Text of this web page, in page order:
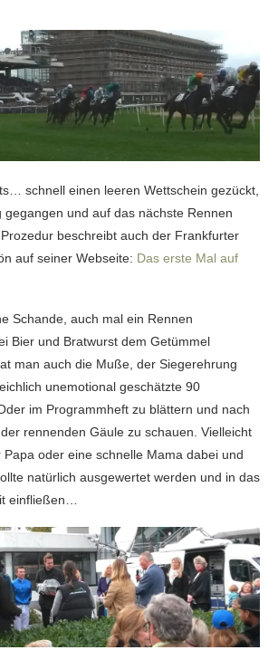
schnell einen leeren Wettschein gezückt,
gegangen und auf das nächste Rennen
beschreibt auch der Frankfurter
auf seiner Webseite: Das erste Mal auf
Schande, auch mal ein Rennen
Bier und Bratwurst dem Getümmel
man auch die Muße, der Siegerehrung
unemotional geschätzte 90
im Programmheft zu blättern und nach
rennenden Gäule zu schauen. Vielleicht
oder eine schnelle Mama dabei und
natürlich ausgewertet werden und in das
einfließen…